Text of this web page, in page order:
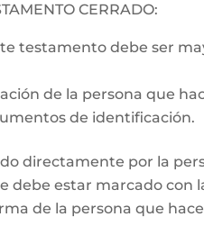
CERRADO:
testamento debe ser
de la persona que
de identificación.
directamente por la
debe estar marcado con
de la persona que